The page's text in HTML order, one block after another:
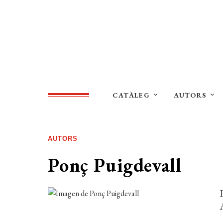
CATÀLEG AUTORS
AUTORS
Ponç Puigdevall